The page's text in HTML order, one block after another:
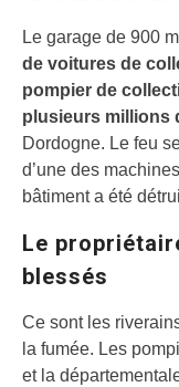
Le garage de 900
de voitures de
pompier de
plusieurs millions
Dordogne. Le feu
d’une des
bâtiment a été
Le
blessés
Ce sont les
la fumée. Les
et la